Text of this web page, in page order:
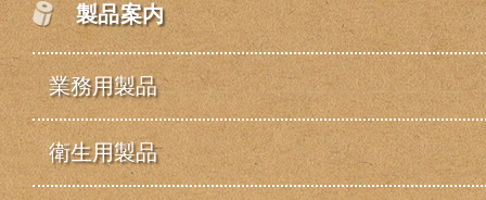
製品案内
業務用製品
衛生用製品